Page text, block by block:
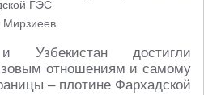
Узбекистан достигли
отношениям и самому
– плотине Фархадской